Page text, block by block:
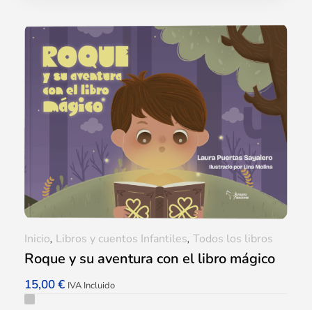
Roque y su aventura con el libro mágico
15,00€ IVA Incluido
Inicio, Libros y cuentos Infantiles, Todos los libros